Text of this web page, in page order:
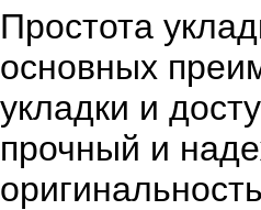
Простота
основных
укладки и
прочный и